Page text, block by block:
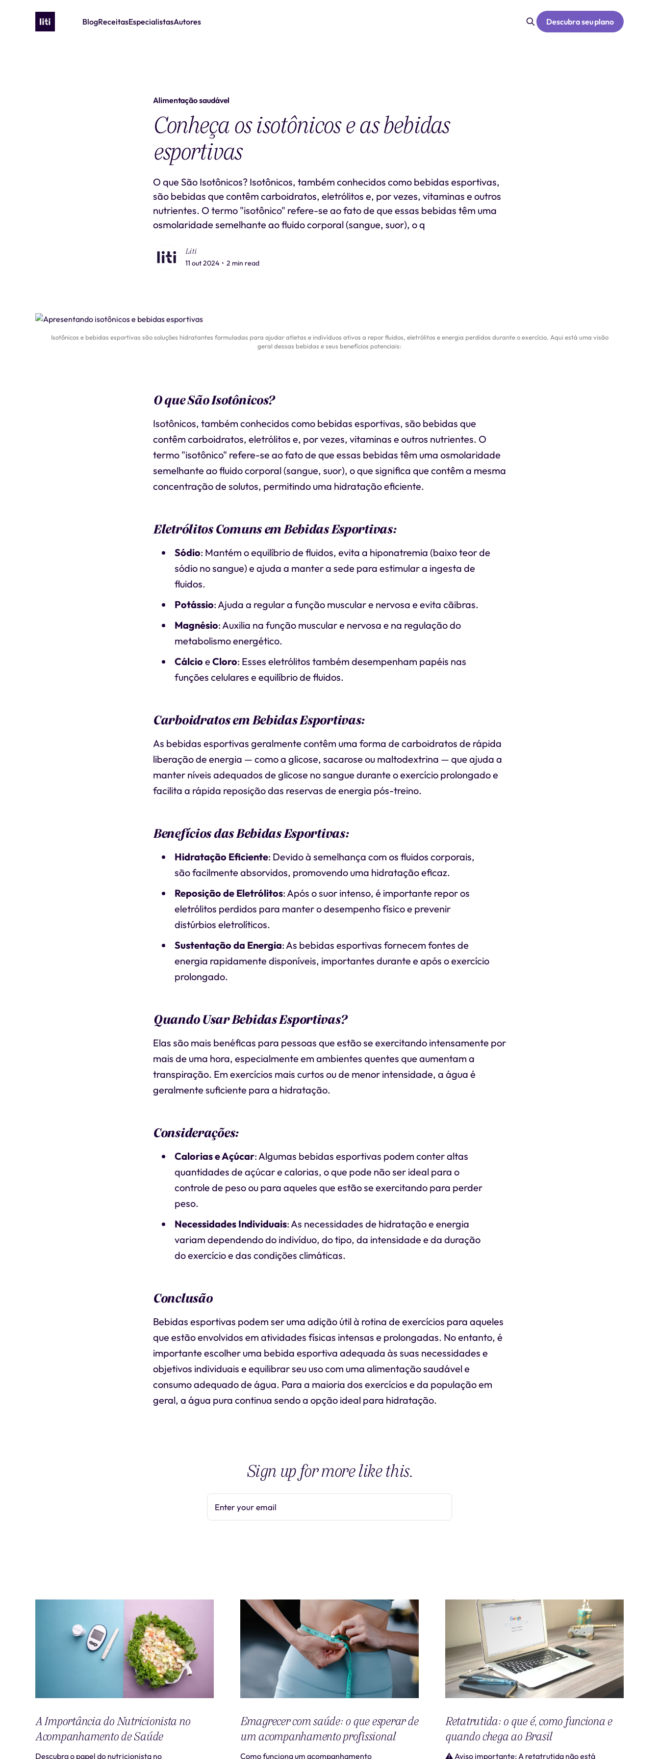
BlogReceitasEspecialistasAutores Descubra seu plano
Alimentação saudável
Conheça os isotônicos e as bebidas
esportivas
O que São Isotônicos? Isotônicos, também conhecidos como bebidas esportivas,
são bebidas que contêm carboidratos, eletrólitos e, por vezes, vitaminas e outros
nutrientes. O termo "isotônico" refere-se ao fato de que essas bebidas têm uma
osmolaridade semelhante ao fluido corporal (sangue, suor), o q
Liti
11 out 2024 • 2 min read
Isotônicos e bebidas esportivas são soluções hidratantes formuladas para ajudar atletas e indivíduos ativos a repor fluidos, eletrólitos e energia perdidos durante o exercício. Aqui está uma visão
geral dessas bebidas e seus benefícios potenciais:
O que São Isotônicos?
Isotônicos, também conhecidos como bebidas esportivas, são bebidas que
contêm carboidratos, eletrólitos e, por vezes, vitaminas e outros nutrientes. O
termo "isotônico" refere-se ao fato de que essas bebidas têm uma osmolaridade
semelhante ao fluido corporal (sangue, suor), o que significa que contêm a mesma
concentração de solutos, permitindo uma hidratação eficiente.
Eletrólitos Comuns em Bebidas Esportivas:
Sódio: Mantém o equilíbrio de fluidos, evita a hiponatremia (baixo teor de
sódio no sangue) e ajuda a manter a sede para estimular a ingesta de
fluidos.
Potássio: Ajuda a regular a função muscular e nervosa e evita cãibras.
Magnésio: Auxilia na função muscular e nervosa e na regulação do
metabolismo energético.
Cálcio e Cloro: Esses eletrólitos também desempenham papéis nas
funções celulares e equilíbrio de fluidos.
Carboidratos em Bebidas Esportivas:
As bebidas esportivas geralmente contêm uma forma de carboidratos de rápida
liberação de energia — como a glicose, sacarose ou maltodextrina — que ajuda a
manter níveis adequados de glicose no sangue durante o exercício prolongado e
facilita a rápida reposição das reservas de energia pós-treino.
Benefícios das Bebidas Esportivas:
Hidratação Eficiente: Devido à semelhança com os fluidos corporais,
são facilmente absorvidos, promovendo uma hidratação eficaz.
Reposição de Eletrólitos: Após o suor intenso, é importante repor os
eletrólitos perdidos para manter o desempenho físico e prevenir
distúrbios eletrolíticos.
Sustentação da Energia: As bebidas esportivas fornecem fontes de
energia rapidamente disponíveis, importantes durante e após o exercício
prolongado.
Quando Usar Bebidas Esportivas?
Elas são mais benéficas para pessoas que estão se exercitando intensamente por
mais de uma hora, especialmente em ambientes quentes que aumentam a
transpiração. Em exercícios mais curtos ou de menor intensidade, a água é
geralmente suficiente para a hidratação.
Considerações:
Calorias e Açúcar: Algumas bebidas esportivas podem conter altas
quantidades de açúcar e calorias, o que pode não ser ideal para o
controle de peso ou para aqueles que estão se exercitando para perder
peso.
Necessidades Individuais: As necessidades de hidratação e energia
variam dependendo do indivíduo, do tipo, da intensidade e da duração
do exercício e das condições climáticas.
Conclusão
Bebidas esportivas podem ser uma adição útil à rotina de exercícios para aqueles
que estão envolvidos em atividades físicas intensas e prolongadas. No entanto, é
importante escolher uma bebida esportiva adequada às suas necessidades e
objetivos individuais e equilibrar seu uso com uma alimentação saudável e
consumo adequado de água. Para a maioria dos exercícios e da população em
geral, a água pura continua sendo a opção ideal para hidratação.
Sign up for more like this.
Enter your email
A Importância do Nutricionista no
Acompanhamento de Saúde
Descubra o papel do nutricionista no
Emagrecer com saúde: o que esperar de
um acompanhamento profissional
Como funciona um acompanhamento
Retatrutida: o que é, como funciona e
quando chega ao Brasil
⚠️ Aviso importante: A retatrutida não está